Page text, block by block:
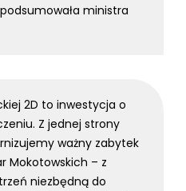
ministra
2D to inwestycja o
Z jednej strony
ważny zabytek
Mokotowskich – z
niezbędną do